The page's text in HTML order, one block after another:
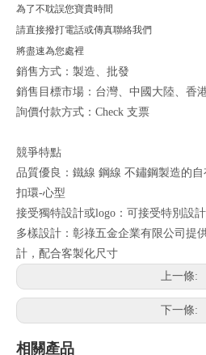
為了不耽誤您寶貴時間
請直接撥打電話或傳真聯絡我們
將盡速為您處裡
銷售方式：製造、批發
銷售目標市場：台灣、中國大陸、香
詢價付款方式：Check 支票
競爭特點
品質優良：鐵線 鋼線 不鏽鋼製造的
扣環-心型
接受獨特設計或logo：可接受特別設
多樣設計：彰祿五金企業有限公司提
計，配合客製化尺寸
上一條:
下一條:
相關產品